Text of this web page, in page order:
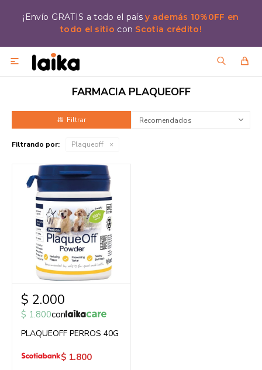
¡Envío GRATIS a todo el paísy además 10%0FF en
todo el sitio con Scotia crédito!

FARMACIA PLAQUEOFF
Recomendados
Filtrando por: Plaqueoff
$ 2.000
$ 1.800con
PLAQUEOFF PERROS 40G
$ 1.800